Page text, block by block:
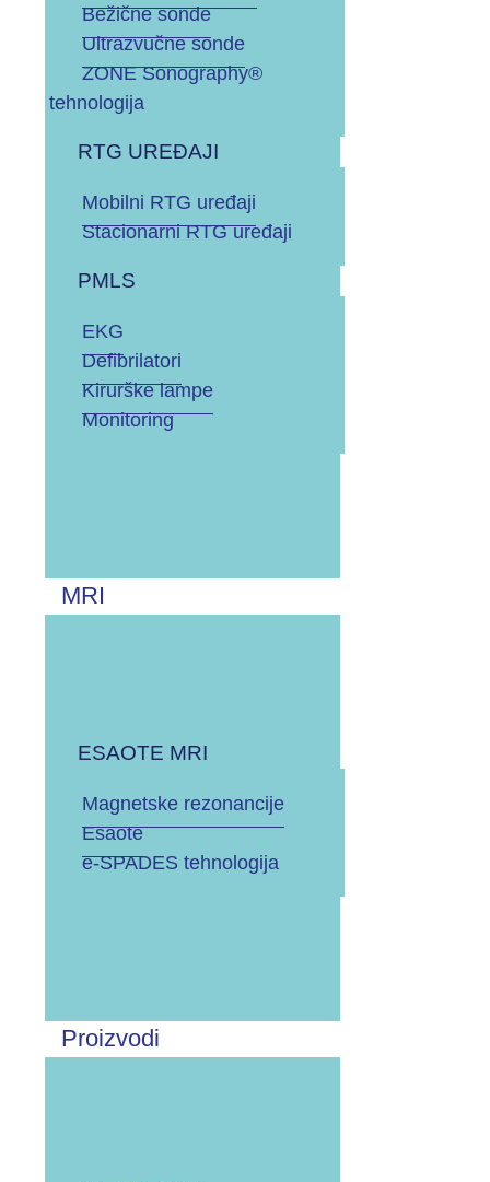
Bežične sonde
Ultrazvučne sonde
ZONE Sonography®
tehnologija
RTG UREĐAJI
Mobilni RTG uređaji
Stacionarni RTG uređaji
PMLS
EKG
Defibrilatori
Kirurške lampe
Monitoring
MRI
ESAOTE MRI
Magnetske rezonancije
Esaote
e-SPADES tehnologija
Proizvodi
OSTALI UREĐAJI I OPREMA
DALJE
Vaš budžet (neto, bez PDV-a)?
Do 30.000 EURA
Vrsta RTG uređaja?
STACIONARNI
UZV UREĐAJ